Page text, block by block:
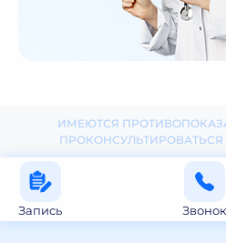
ИМЕЮТСЯ
Запись Звонок